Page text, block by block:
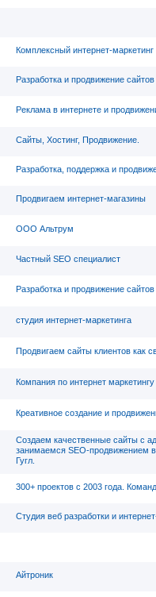
Комплексный интернет-маркетинг
Разработка и продвижение
Реклама в интернете и
Сайты, Хостинг, Продвижение.
Разработка, поддержка и
Продвигаем интернет-магазины
ООО Альтрум
Частный SEO специалист
Разработка и продвижение сайтов
студия интернет-маркетинга
Продвигаем сайты клиентов как
Компания по интернет маркетингу
Креативное создание и
Создаем качественные сайты с
занимаемся SEO-продвижением
Гугл.
300+ проектов с 2003 года.
Студия веб разработки и
Айтроник